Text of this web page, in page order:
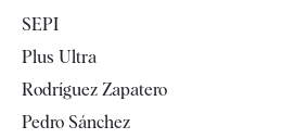
Televisión
SEPI
Plus Ultra
Rodríguez Zapatero
Pedro Sánchez